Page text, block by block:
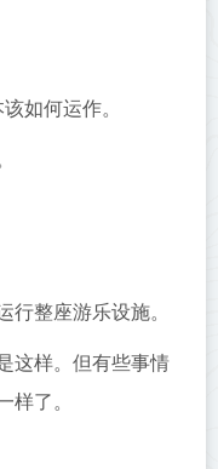
如何运作。
行整座游乐设施。
这样。但有些事情
样了。